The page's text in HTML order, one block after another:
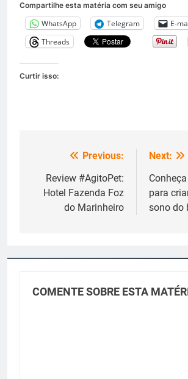
Compartilhe esta matéria com seu amigo
WhatsApp Telegram
E-
Threads
Curtir isso:
Navegação
de
Previous:
Review #AgitoPet:
Hotel Fazenda Foz
do Marinheiro
Next:
para
sono do
COMENTE SOBRE ESTA